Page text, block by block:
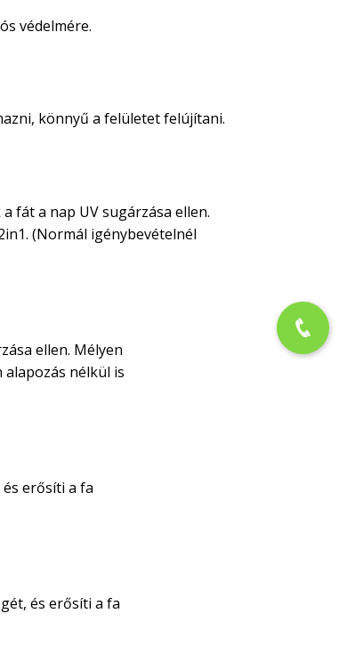
védelmére.
könnyű a felületet felújítani.
fát a nap UV sugárzása ellen.
(Normál igénybevételnél
ellen. Mélyen
nélkül is
erősíti a fa
és erősíti a fa